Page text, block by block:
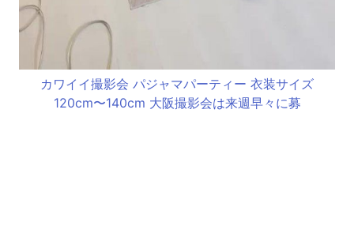
カワイイ撮影会 パジャマパーティー 衣装サイズ
120cm〜140cm 大阪撮影会は来週早々に募